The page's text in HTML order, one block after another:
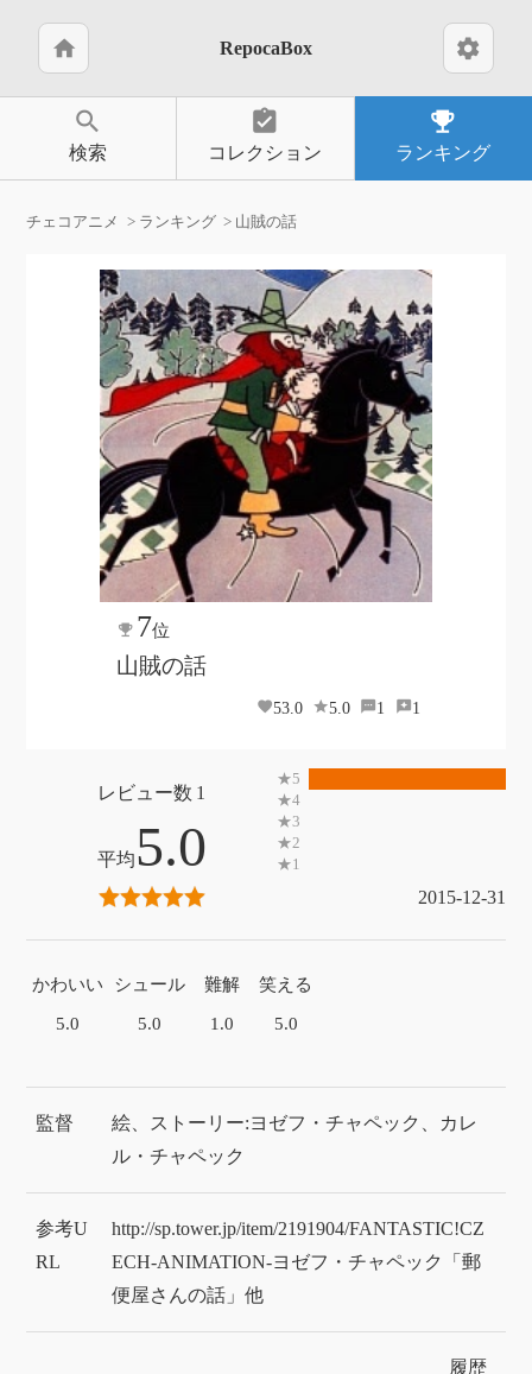
home RepocaBox settings
search
検索
assignment_turned_in
コレクション
emoji_events
ランキング
チェコアニメ ランキング 山賊の話
7位
山賊の話
53.0 5.0 1 1
1
5.0
2015-12-31
かわいい
5.0
シュール
5.0
難解
1.0
笑える
5.0
監督
絵、ストーリー:ヨゼフ・チャペック、カレ
ル・チャペック
参考U
RL
http://sp.tower.jp/item/2191904/FANTASTIC!CZ
ECH-ANIMATION-ヨゼフ・チャペック「郵
便屋さんの話」他
履歴